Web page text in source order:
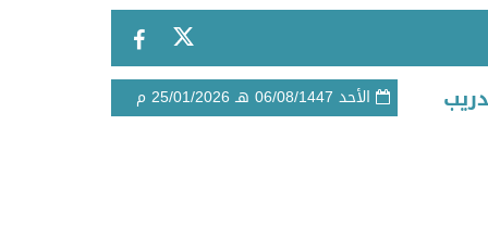
الأحد 06/08/1447 هـ 25/01/2026 م